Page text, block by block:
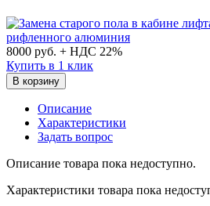
8000 руб. + НДС 22%
Купить в 1 клик
В корзину
Описание
Характеристики
Задать вопрос
Описание товара пока недоступно.
Характеристики товара пока